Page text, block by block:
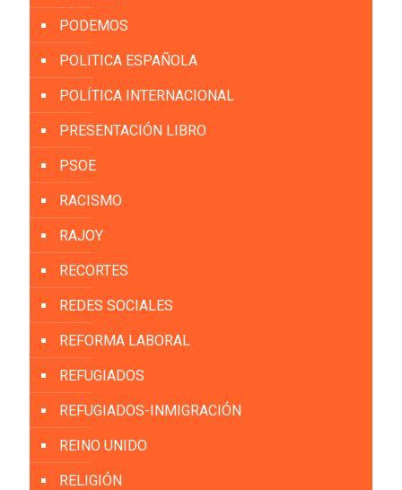
PODEMOS
POLITICA ESPAÑOLA
POLÍTICA INTERNACIONAL
PRESENTACIÓN LIBRO
PSOE
RACISMO
RAJOY
RECORTES
REDES SOCIALES
REFORMA LABORAL
REFUGIADOS
REFUGIADOS-INMIGRACIÓN
REINO UNIDO
RELIGIÓN